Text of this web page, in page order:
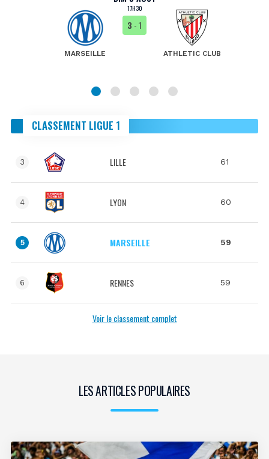
17H30
MARSEILLE
3 - 1
ATHLETIC CLUB
CLASSEMENT LIGUE 1
3 LILLE 61
4 LYON 60
5 MARSEILLE 59
6 RENNES 59
Voir le classement complet
LES ARTICLES POPULAIRES